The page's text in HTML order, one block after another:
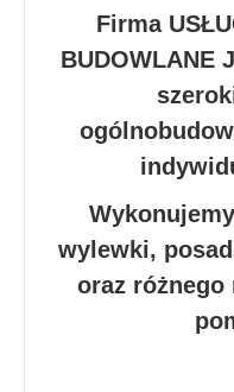
Firma
BUDOWLANE
wylewki,
oraz